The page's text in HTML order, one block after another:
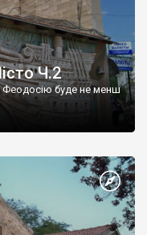
Ч.2
Феодосію буде не менш